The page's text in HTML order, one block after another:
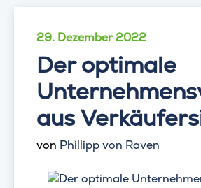
29. Dezember 2022
Der optimale
aus
von Phillipp von Raven